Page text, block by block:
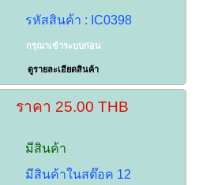
รหัสสินค้า : IC0398
กรุณาเข้าระบบก่อน
ดูรายละเอียดสินค้า
ราคา 25.00 THB
มีสินค้า
มีสินค้าในสต๊อค 12